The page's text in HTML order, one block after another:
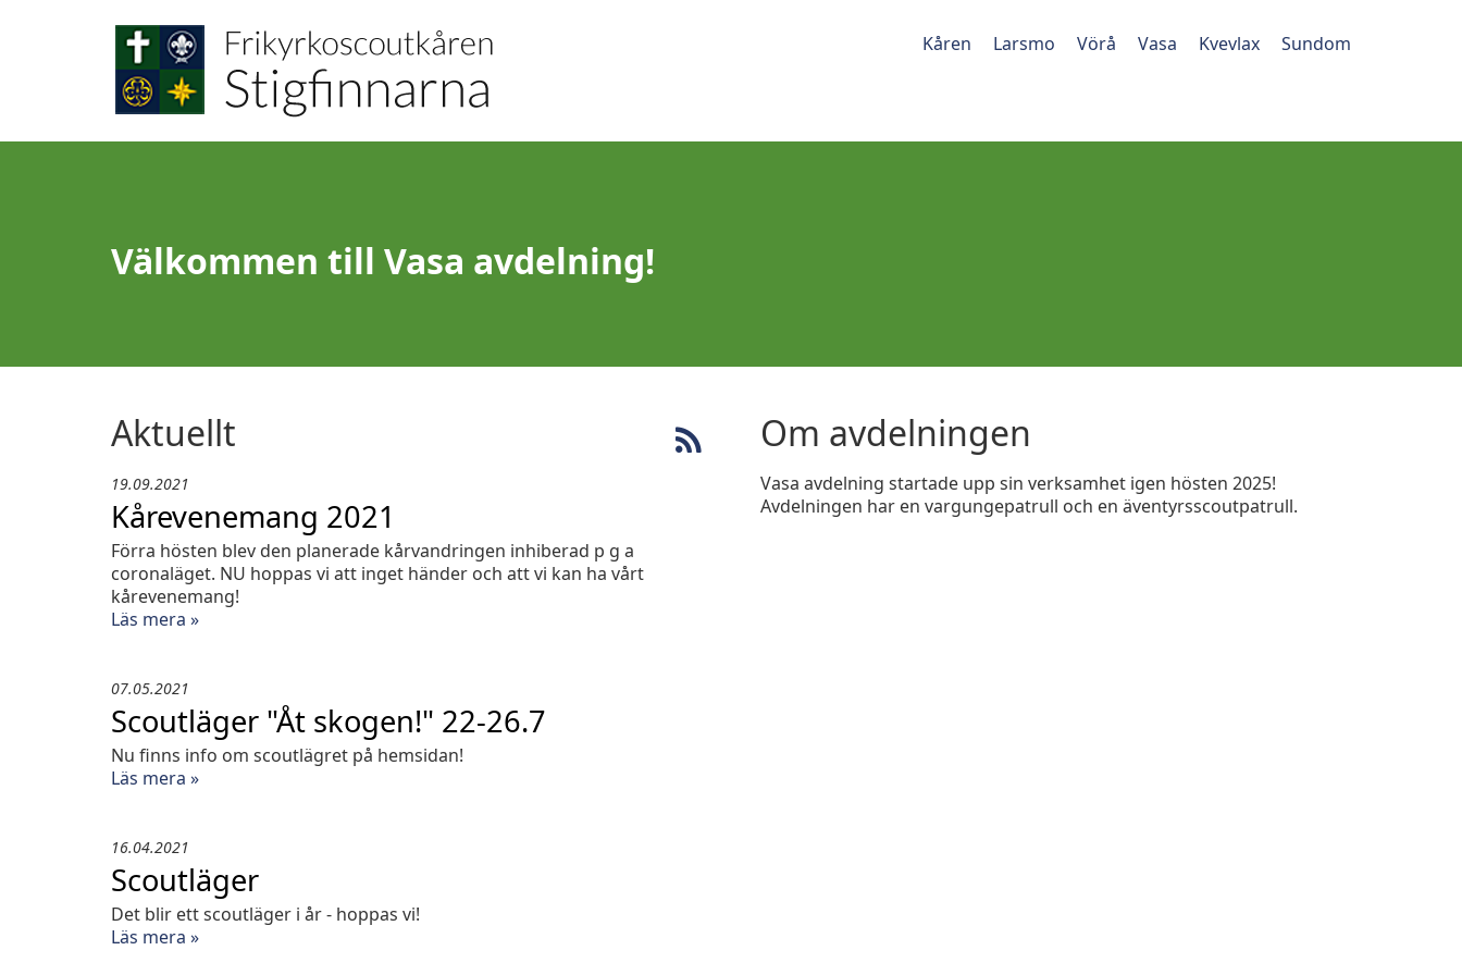
Kåren Larsmo Vörå Vasa Kvevlax Sundom
Välkommen till Vasa avdelning!
Aktuellt
Kårevenemang 2021
Förra hösten blev den planerade kårvandringen inhiberad p g a
coronaläget. NU hoppas vi att inget händer och att vi kan ha vårt
kårevenemang!
Läs mera »
19.09.2021
Scoutläger "Åt skogen!" 22-26.7
Nu finns info om scoutlägret på hemsidan!
Läs mera »
07.05.2021
Scoutläger
Det blir ett scoutläger i år - hoppas vi!
Läs mera »
16.04.2021
Om avdelningen
Vasa avdelning startade upp sin verksamhet igen hösten 2025!
Avdelningen har en vargungepatrull och en äventyrsscoutpatrull.